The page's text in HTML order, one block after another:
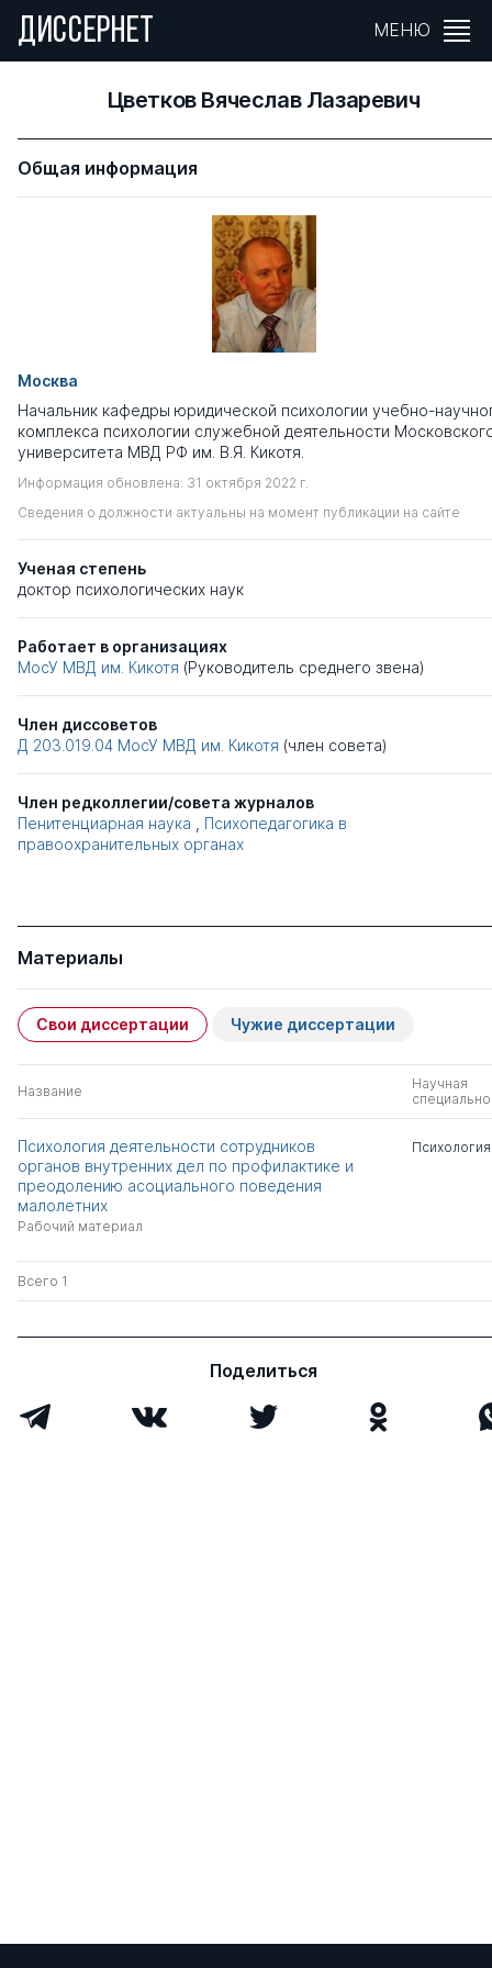
ДИССЕРНЕТ МЕНЮ
Цветков Вячеслав Лазаревич
Общая информация
Москва
Начальник кафедры юридической психологии учебно-
комплекса психологии служебной деятельности
университета МВД РФ им. В.Я. Кикотя.
Информация обновлена: 31 октября 2022 г.
Сведения о должности актуальны на момент публикации на сайте
Ученая степень
доктор психологических наук
Работает в организациях
МосУ МВД им. Кикотя (Руководитель среднего звена)
Член диссоветов
Д 203.019.04 МосУ МВД им. Кикотя (член совета)
Член редколлегии/совета журналов
Пенитенциарная наука
Психопедагогика в
правоохранительных органах
Материалы
Свои диссертации Чужие диссертации
Название
Научная
Психология деятельности сотрудников
органов внутренних дел по профилактике и
преодолению асоциального поведения
малолетних
Рабочий материал
Психология
Всего 1
Поделиться